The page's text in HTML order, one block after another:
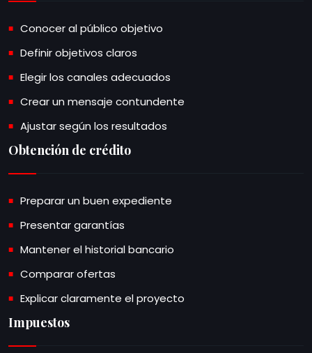
Conocer al público objetivo
Definir objetivos claros
Elegir los canales adecuados
Crear un mensaje contundente
Ajustar según los resultados
Obtención de crédito
Preparar un buen expediente
Presentar garantías
Mantener el historial bancario
Comparar ofertas
Explicar claramente el proyecto
Impuestos